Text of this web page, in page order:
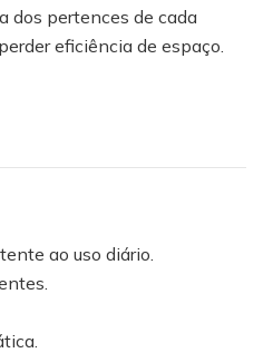
dos pertences de cada
eficiência de espaço.
ao uso diário.